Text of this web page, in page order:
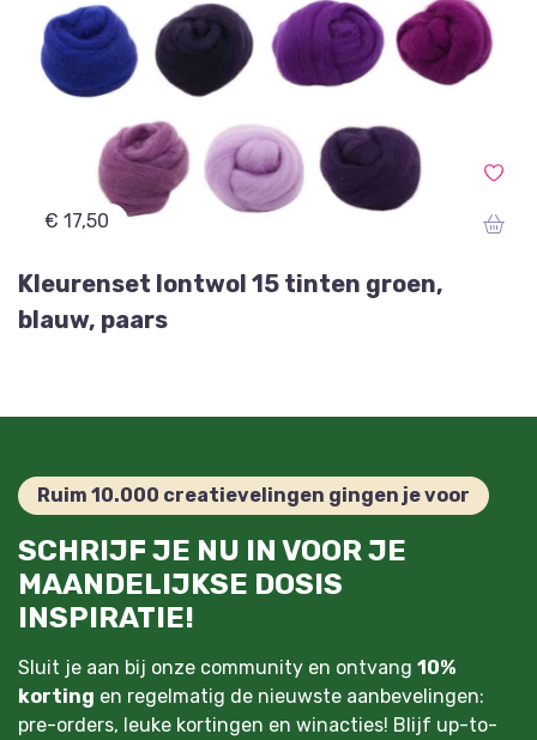
€ 17,50
Kleurenset lontwol 15 tinten groen,
blauw, paars
Ruim 10.000 creatievelingen gingen je voor
SCHRIJF JE NU IN VOOR JE
MAANDELIJKSE DOSIS
INSPIRATIE!
Sluit je aan bij onze community en ontvang 10%
korting en regelmatig de nieuwste aanbevelingen:
pre-orders, leuke kortingen en winacties! Blijf up-to-